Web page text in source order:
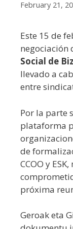
February 21,
Este 15 de
negociación
Social de
llevado a
entre
Por la parte
plataforma
de
CCOO y
próxima
Geroak eta